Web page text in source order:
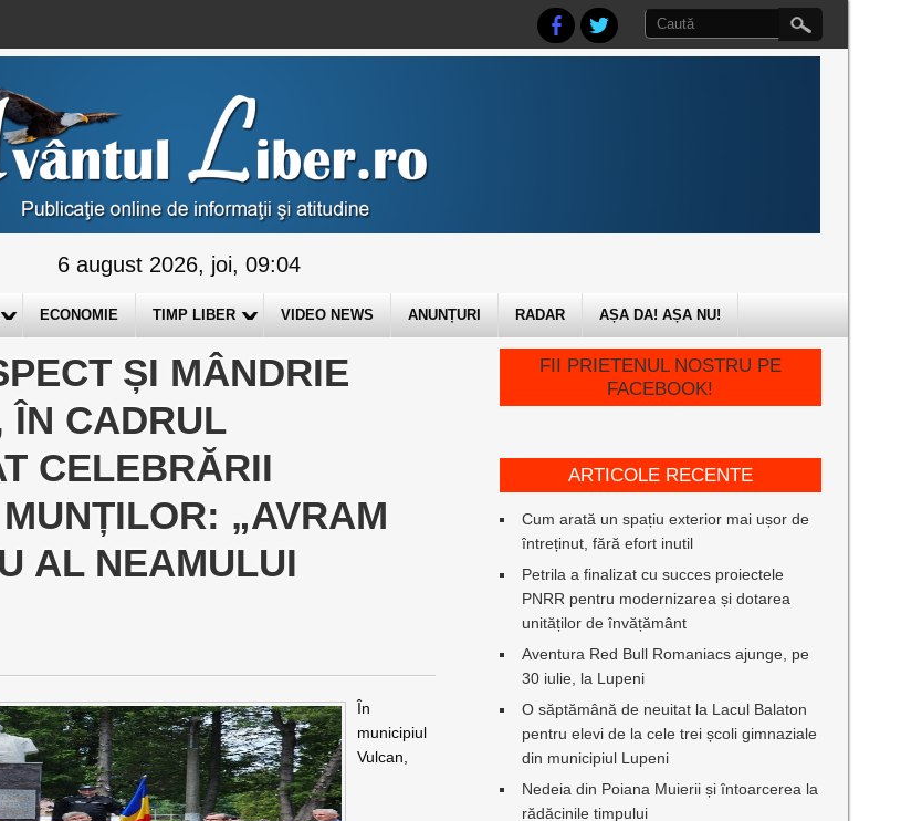
6 august 2026, joi, 09:04
ECONOMIE TIMP LIBER VIDEO NEWS ANUNȚURI RADAR AȘA DA! AȘA NU!
ȘI MÂNDRIE
ÎN CADRUL
CELEBRĂRII
„AVRAM
AL NEAMULUI
În
municipiul
Vulcan,
FII PRIETENUL NOSTRU PE
FACEBOOK!
ARTICOLE RECENTE
Cum arată un spațiu exterior mai ușor de
întreținut, fără efort inutil
Petrila a finalizat cu succes proiectele
PNRR pentru modernizarea și dotarea
unităților de învățământ
Aventura Red Bull Romaniacs ajunge, pe
30 iulie, la Lupeni
O săptămână de neuitat la Lacul Balaton
pentru elevi de la cele trei școli gimnaziale
din municipiul Lupeni
Nedeia din Poiana Muierii și întoarcerea la
rădăcinile timpului